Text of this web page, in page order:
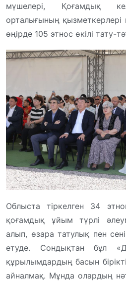
мүшелері, Қоғамдық
орталығының қызметкерлері
өңірде 105 этнос өкілі тату-
Облыста тіркелген 34
қоғамдық ұйым түрлі
алып, өзара татулық пен
етуде. Сондықтан бұл
құрылымдардың басын
айналмақ. Мұнда олардың